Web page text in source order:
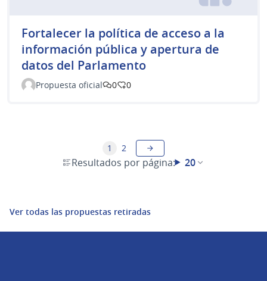
Fortalecer la política de acceso a la
información pública y apertura de
datos del Parlamento
Propuesta oficial 0 0
Resultados por página: 20
1 2
Ver todas las propuestas retiradas